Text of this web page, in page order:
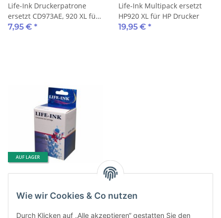
Life-Ink Druckerpatrone
ersetzt CD973AE, 920 XL für
HP Drucker magenta
7,95 € *
Life-Ink Multipack ersetzt
HP920 XL für HP Drucker
19,95 € *
AUF LAGER
Life-Ink Druckerpatrone
HP Drucker yellow
7,95 € *
Wie wir Cookies & Co nutzen
Durch Klicken auf „Alle akzeptieren“ gestatten Sie den